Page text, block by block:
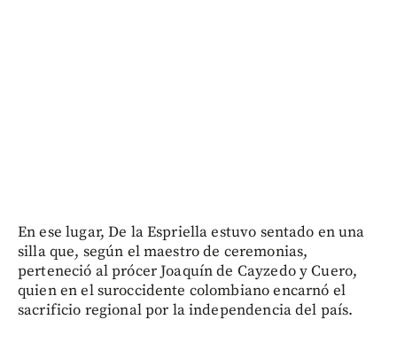
En ese lugar, De la Espriella estuvo sentado en una
silla que, según el maestro de ceremonias,
perteneció al prócer Joaquín de Cayzedo y Cuero,
quien en el suroccidente colombiano encarnó el
sacrificio regional por la independencia del país.